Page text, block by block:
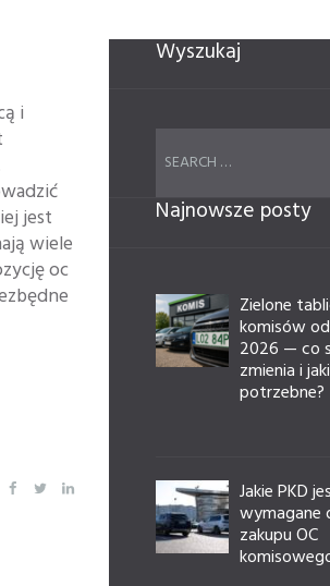
i
jest
wiele
oc
Wyszukaj
Najnowsze posty
Zielone
komisów
2026 — co
zmienia i
potrzebne?
Jakie PKD
wymagane
zakupu OC